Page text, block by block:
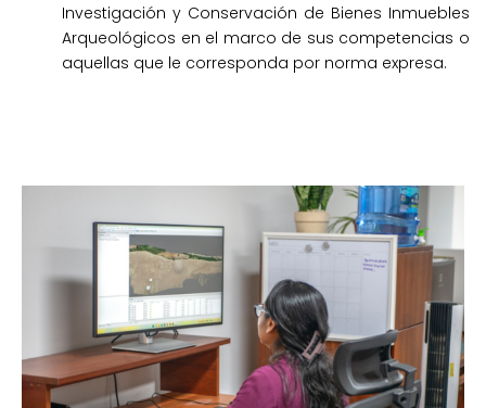
Investigación y Conservación de Bienes Inmuebles
Arqueológicos en el marco de sus competencias o
aquellas que le corresponda por norma expresa.